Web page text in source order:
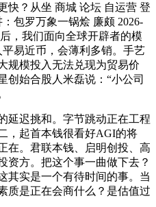
快？从坐 商城 论坛 自运营 登
包罗万象一锅烩 廉颇 2026-
，我们面向全球开辟者的模
易近币，会薄利多销。手艺
规模投入无法兑现为贸易价
创始合股人米磊说：“小公司
迟挑和。字节跳动正在工程
，起首本钱很看好AGI的将
在。君联本钱、启明创投、高
资方。把这个事一曲做下去？
其实是一个有待时间的事。当
质是正在会商什么？是估值过